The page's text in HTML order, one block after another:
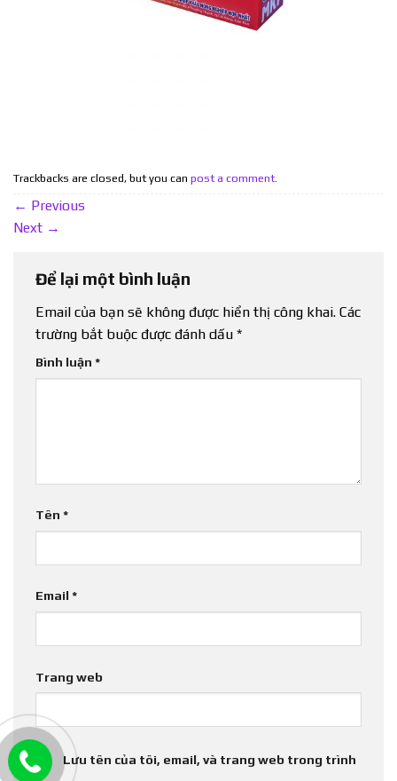
Trackbacks are closed, but you can post a comment.
← Previous
Next →
Để lại một bình luận
Email của bạn sẽ không được hiển thị công khai. Các
trường bắt buộc được đánh dấu *
Bình luận *
Tên *
Email *
Trang web
Lưu tên của tôi, email, và trang web trong trình